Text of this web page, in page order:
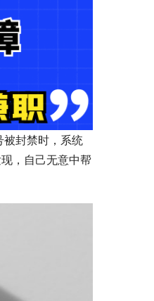
被封禁时，系统
，自己无意中帮